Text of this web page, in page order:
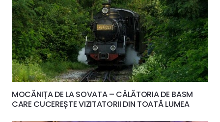
MOCĂNIȚA DE LA SOVATA – CĂLĂTORIA DE BASM
CARE CUCEREȘTE VIZITATORII DIN TOATĂ LUMEA